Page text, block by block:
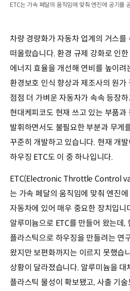
ETC는 가속 페달의 움직임에 맞춰 엔진에 공기를
차량 경량화가 자동차 업계의 거스를
떠올랐습니다. 환경 규제 강화로 인
에너지 효율을 개선해 연비를 높이려
환경보호 인식 향상과 제조사의 원가
점점 더 가벼운 자동차가 속속 등장
현대케피코도 현재 쓰고 있는 부품과
발휘하면서도 불필요한 부분과 무게
꾸준히 개발하고 있습니다. 현재 개
하우징 ETC도 이 중 하나입니다.
ETC(Electronic Throttle Control
는 가속 페달의 움직임에 맞춰 엔진
자동차에 있어 매우 중요한 장치입니
알루미늄으로 ETC를 만들어 왔는데,
플라스틱으로 하우징을 만들려는 연
왔지만 보편화까지는 이르지 못했습
상황이 달라졌습니다. 알루미늄을 대
플라스틱 물성이 확보됐고, 사출 기